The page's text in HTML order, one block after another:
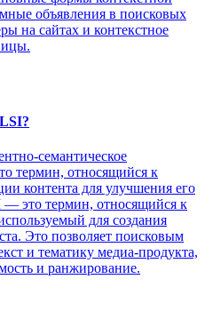
объявления в поисковых
на сайтах и контекстное
семантическое
термин, относящийся к
контента для улучшения его
это термин, относящийся к
для создания
Это позволяет поисковым
и тематику медиа-продукта,
и ранжирование.